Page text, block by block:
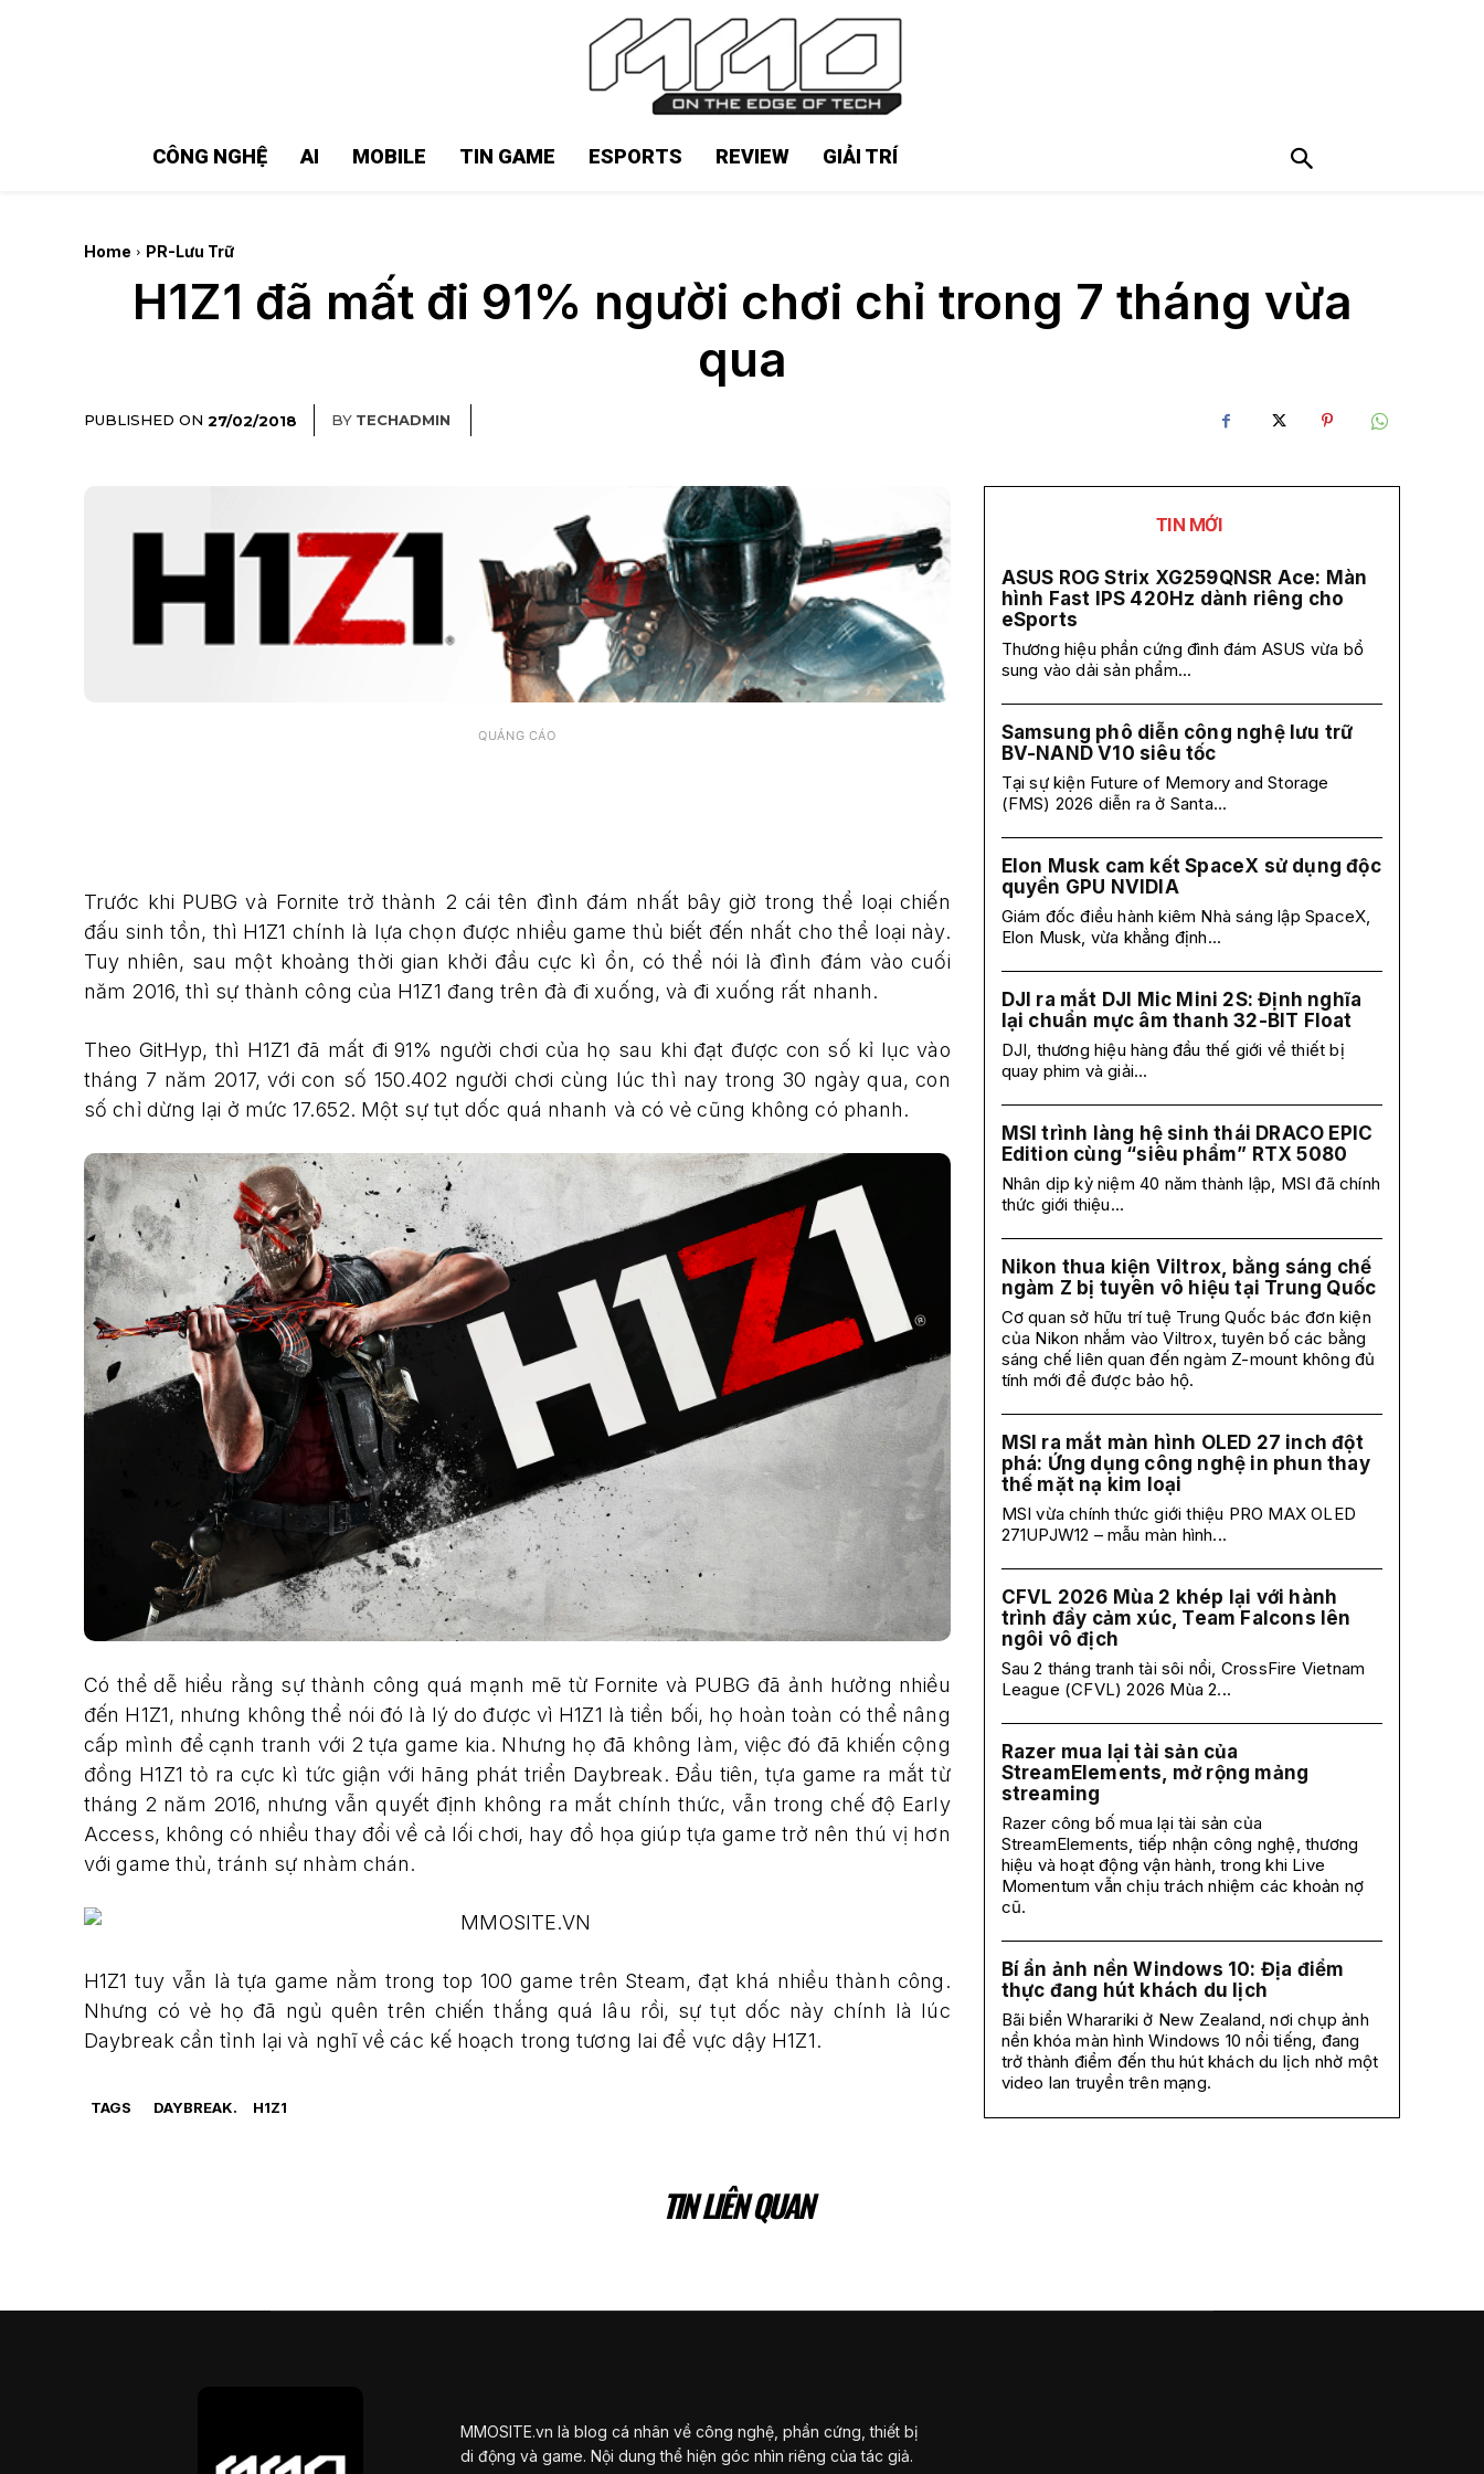
CÔNG NGHỆ AI MOBILE TIN GAME ESPORTS REVIEW GIẢI TRÍ
Home PR-Lưu Trữ
H1Z1 đã mất đi 91% người chơi chỉ trong 7 tháng vừa
qua
PUBLISHED ON 27/02/2018 BY TECHADMIN
QUẢNG CÁO
Trước khi PUBG và Fornite trở thành 2 cái tên đình đám nhất bây giờ trong thể loại chiến
đấu sinh tồn, thì H1Z1 chính là lựa chọn được nhiều game thủ biết đến nhất cho thể loại này.
Tuy nhiên, sau một khoảng thời gian khởi đầu cực kì ổn, có thể nói là đình đám vào cuối
năm 2016, thì sự thành công của H1Z1 đang trên đà đi xuống, và đi xuống rất nhanh.
Theo GitHyp, thì H1Z1 đã mất đi 91% người chơi của họ sau khi đạt được con số kỉ lục vào
tháng 7 năm 2017, với con số 150.402 người chơi cùng lúc thì nay trong 30 ngày qua, con
số chỉ dừng lại ở mức 17.652. Một sự tụt dốc quá nhanh và có vẻ cũng không có phanh.
Có thể dễ hiểu rằng sự thành công quá mạnh mẽ từ Fornite và PUBG đã ảnh hưởng nhiều
đến H1Z1, nhưng không thể nói đó là lý do được vì H1Z1 là tiền bối, họ hoàn toàn có thể nâng
cấp mình để cạnh tranh với 2 tựa game kia. Nhưng họ đã không làm, việc đó đã khiến cộng
đồng H1Z1 tỏ ra cực kì tức giận với hãng phát triển Daybreak. Đầu tiên, tựa game ra mắt từ
tháng 2 năm 2016, nhưng vẫn quyết định không ra mắt chính thức, vẫn trong chế độ Early
Access, không có nhiều thay đổi về cả lối chơi, hay đồ họa giúp tựa game trở nên thú vị hơn
với game thủ, tránh sự nhàm chán.
H1Z1 tuy vẫn là tựa game nằm trong top 100 game trên Steam, đạt khá nhiều thành công.
Nhưng có vẻ họ đã ngủ quên trên chiến thắng quá lâu rồi, sự tụt dốc này chính là lúc
Daybreak cần tỉnh lại và nghĩ về các kế hoạch trong tương lai để vực dậy H1Z1.
TAGS DAYBREAK. H1Z1
TIN MỚI
ASUS ROG Strix XG259QNSR Ace: Màn
hình Fast IPS 420Hz dành riêng cho
eSports
Thương hiệu phần cứng đình đám ASUS vừa bổ
sung vào dải sản phẩm...
Samsung phô diễn công nghệ lưu trữ
BV-NAND V10 siêu tốc
Tại sự kiện Future of Memory and Storage
(FMS) 2026 diễn ra ở Santa...
Elon Musk cam kết SpaceX sử dụng độc
quyền GPU NVIDIA
Giám đốc điều hành kiêm Nhà sáng lập SpaceX,
Elon Musk, vừa khẳng định...
DJI ra mắt DJI Mic Mini 2S: Định nghĩa
lại chuẩn mực âm thanh 32-BIT Float
DJI, thương hiệu hàng đầu thế giới về thiết bị
quay phim và giải...
MSI trình làng hệ sinh thái DRACO EPIC
Edition cùng “siêu phẩm” RTX 5080
Nhân dịp kỷ niệm 40 năm thành lập, MSI đã chính
thức giới thiệu...
Nikon thua kiện Viltrox, bằng sáng chế
ngàm Z bị tuyên vô hiệu tại Trung Quốc
Cơ quan sở hữu trí tuệ Trung Quốc bác đơn kiện
của Nikon nhắm vào Viltrox, tuyên bố các bằng
sáng chế liên quan đến ngàm Z-mount không đủ
tính mới để được bảo hộ.
MSI ra mắt màn hình OLED 27 inch đột
phá: Ứng dụng công nghệ in phun thay
thế mặt nạ kim loại
MSI vừa chính thức giới thiệu PRO MAX OLED
271UPJW12 – mẫu màn hình...
CFVL 2026 Mùa 2 khép lại với hành
trình đầy cảm xúc, Team Falcons lên
ngôi vô địch
Sau 2 tháng tranh tài sôi nổi, CrossFire Vietnam
League (CFVL) 2026 Mùa 2...
Razer mua lại tài sản của
StreamElements, mở rộng mảng
streaming
Razer công bố mua lại tài sản của
StreamElements, tiếp nhận công nghệ, thương
hiệu và hoạt động vận hành, trong khi Live
Momentum vẫn chịu trách nhiệm các khoản nợ
cũ.
Bí ẩn ảnh nền Windows 10: Địa điểm
thực đang hút khách du lịch
Bãi biển Wharariki ở New Zealand, nơi chụp ảnh
nền khóa màn hình Windows 10 nổi tiếng, đang
trở thành điểm đến thu hút khách du lịch nhờ một
video lan truyền trên mạng.
TIN LIÊN QUAN
MMOSITE.vn là blog cá nhân về công nghệ, phần cứng, thiết bị
di động và game. Nội dung thể hiện góc nhìn riêng của tác giả.